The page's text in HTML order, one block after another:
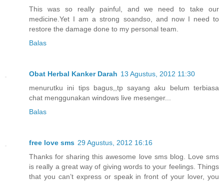
This was so really painful, and we need to take our
medicine.Yet I am a strong soandso, and now I need to
restore the damage done to my personal team.
Balas
Obat Herbal Kanker Darah 13 Agustus, 2012 11:30
menurutku ini tips bagus,,tp sayang aku belum terbiasa
chat menggunakan windows live mesenger...
Balas
free love sms 29 Agustus, 2012 16:16
Thanks for sharing this awesome love sms blog. Love sms
is really a great way of giving words to your feelings. Things
that you can’t express or speak in front of your lover, you